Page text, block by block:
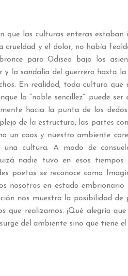
que las culturas enteras estaban
crueldad y el dolor, no había
para Odiseo bajo los
y la sandalia del guerrero hasta
. En realidad, toda cultura que
la “noble sencillez” puede
hacia la punta de los
de la estructura, las partes
un caos y nuestro ambiente
cultura. A modo de
nadie tuvo en esos tiempos
poetas se reconoce como
nosotros en estado embrionario
nos muestra la posibilidad de
realizamos. ¡Qué alegría
del ambiente sino que tiene